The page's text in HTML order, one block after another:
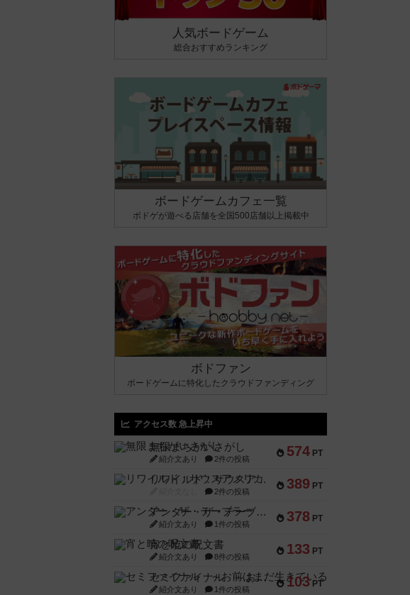
人気ボードゲーム
総合おすすめランキング
ボードゲームカフェ一覧
ボドゲが遊べる店舗を全国500店舗以上掲載中
ボドファン
ボードゲームに特化したクラウドファンディング
アクセス数 急上昇中
574 PT
無限まちがいさがし
紹介文あり 2件の投稿
389 PT
リワイルド：サウスアメリカ
2件の投稿
378 PT
アンダー・ザ・テーブラー
紹介文あり 1件の投稿
133 PT
宵と暁の呪文書
紹介文あり 8件の投稿
103 PT
セミファイナル ～お前はまだ生きている～
紹介文あり 1件の投稿